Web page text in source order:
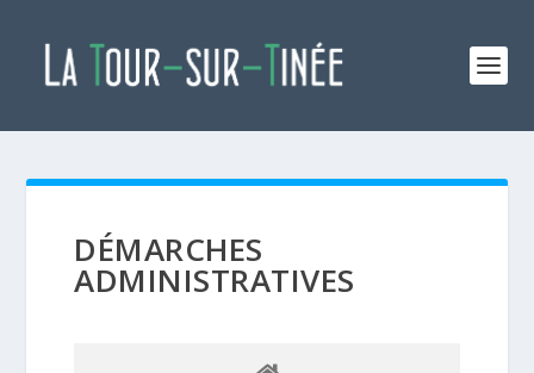
DÉMARCHES
ADMINISTRATIVES